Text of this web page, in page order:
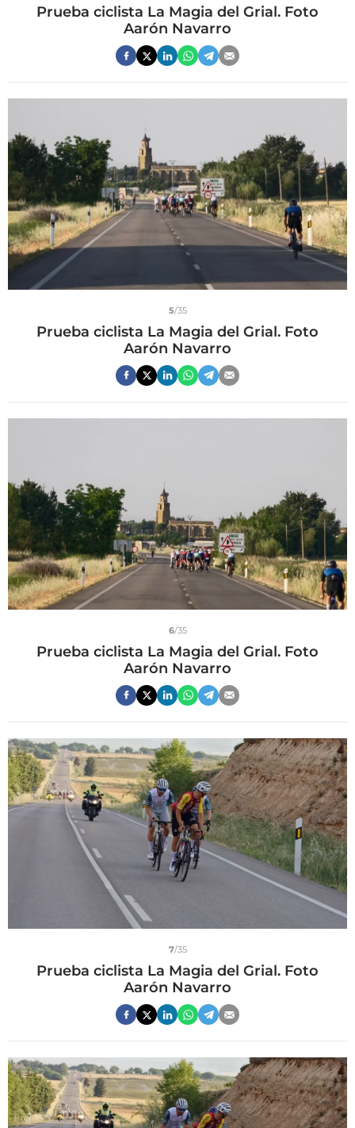
Prueba ciclista La Magia del Grial. Foto
Aarón Navarro
5/35
Prueba ciclista La Magia del Grial. Foto
Aarón Navarro
6/35
Prueba ciclista La Magia del Grial. Foto
Aarón Navarro
7/35
Prueba ciclista La Magia del Grial. Foto
Aarón Navarro